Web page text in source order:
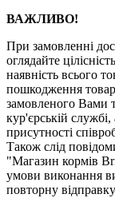
ВАЖЛИВО!
При замовленні
оглядайте
наявність всього
пошкодження
замовленого Вами
кур'єрській
присутності
Також слід
"Магазин кормів
умови виконання
повторну